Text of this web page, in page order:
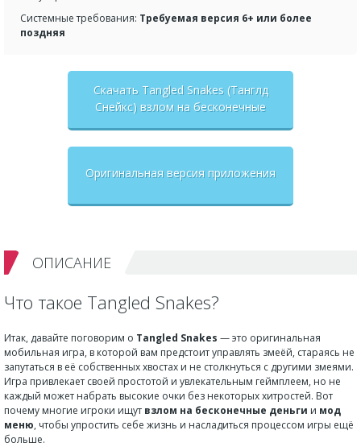
Системные требования: Требуемая версия 6+ или более
поздняя
Скачать Tangled Snakes (Танглд
Снейкс) взлом на бесконечные
Оригинальная версия приложения
ОПИСАНИЕ
Что такое Tangled Snakes?
Итак, давайте поговорим о Tangled Snakes — это оригинальная
мобильная игра, в которой вам предстоит управлять змеёй, стараясь не
запутаться в её собственных хвостах и не столкнуться с другими змеями.
Игра привлекает своей простотой и увлекательным геймплеем, но не
каждый может набрать высокие очки без некоторых хитростей. Вот
почему многие игроки ищут взлом на бесконечные деньги и мод
меню, чтобы упростить себе жизнь и насладиться процессом игры ещё
больше.